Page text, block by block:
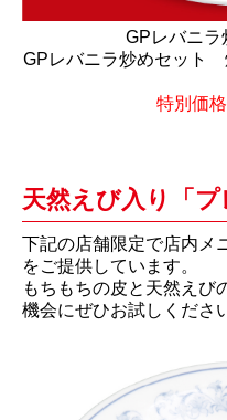
GPレバニ
GPレバニラ炒めセット
特別価
天然えび入り「プ
下記の店舗限定で店内メ
をご提供しています。
もちもちの皮と天然えび
機会にぜひお試しくださ